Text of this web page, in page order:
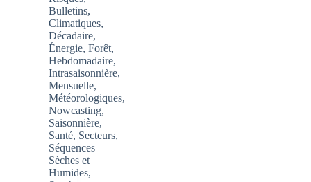
Bulletins,
Climatiques,
Décadaire,
Énergie, Forêt,
Hebdomadaire,
Intrasaisonnière,
Mensuelle,
Météorologiques,
Nowcasting,
Saisonnière,
Santé, Secteurs,
Séquences
Sèches et
Humides,